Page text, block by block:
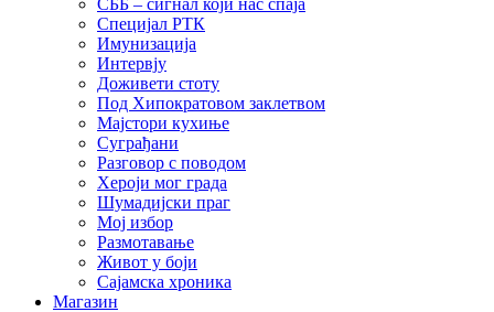
СББ – сигнал који нас спаја
Специјал РТК
Имунизација
Интервју
Доживети стоту
Под Хипократовом заклетвом
Мајстори кухиње
Суграђани
Разговор с поводом
Хероји мог града
Шумадијски праг
Мој избор
Размотавање
Живот у боји
Сајамска хроника
Магазин